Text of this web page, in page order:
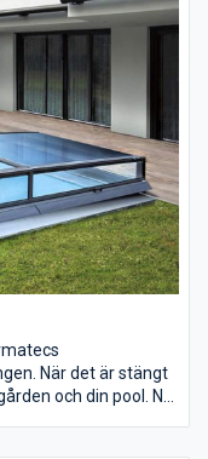
När det är stängt
och din pool. När